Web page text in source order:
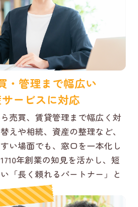
・管理まで幅広い
ービスに対応
売買、賃貸管理まで幅広く対
えや相続、資産の整理など、
い場面でも、窓口を一本化し
年創業の知見を活かし、短
「長く頼れるパートナー」と